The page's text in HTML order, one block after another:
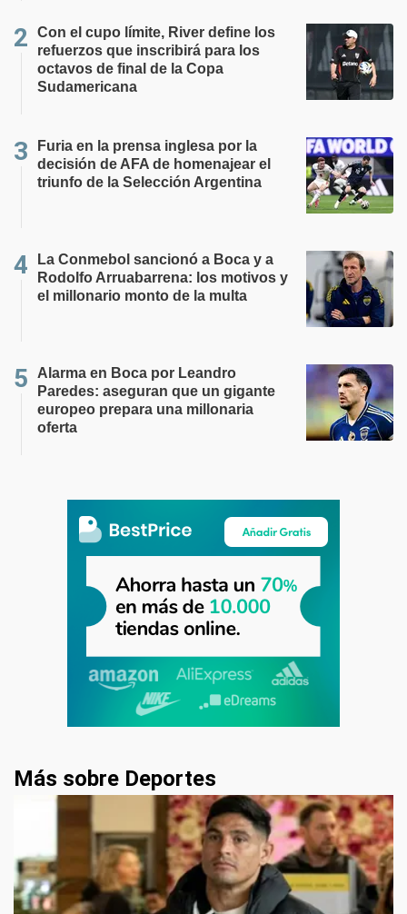
Con el cupo límite, River define los
refuerzos que inscribirá para los
octavos de final de la Copa
Sudamericana
Furia en la prensa inglesa por la
decisión de AFA de homenajear el
triunfo de la Selección Argentina
La Conmebol sancionó a Boca y a
Rodolfo Arruabarrena: los motivos y
el millonario monto de la multa
Alarma en Boca por Leandro
Paredes: aseguran que un gigante
europeo prepara una millonaria
oferta
Más sobre Deportes